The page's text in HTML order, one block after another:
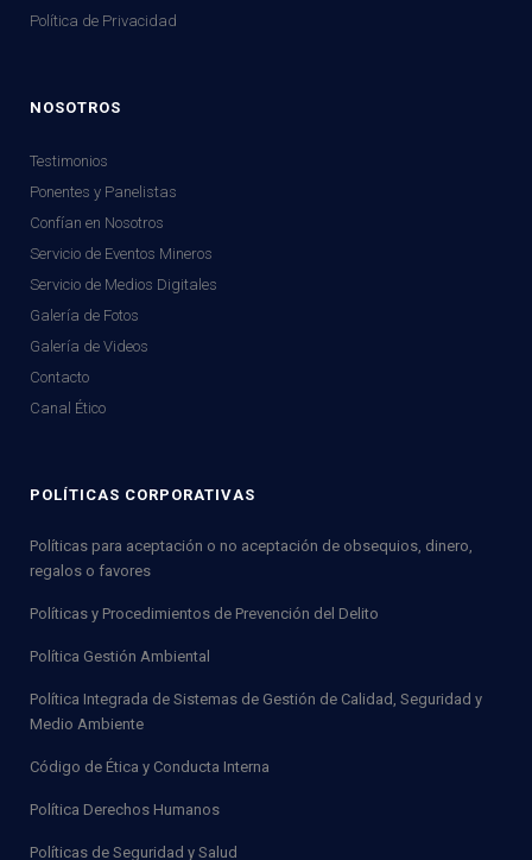
Política de Privacidad
NOSOTROS
Testimonios
Ponentes y Panelistas
Confían en Nosotros
Servicio de Eventos Mineros
Servicio de Medios Digitales
Galería de Fotos
Galería de Videos
Contacto
Canal Ético
POLÍTICAS CORPORATIVAS
Políticas para aceptación o no aceptación de obsequios, dinero,
regalos o favores
Políticas y Procedimientos de Prevención del Delito
Política Gestión Ambiental
Política Integrada de Sistemas de Gestión de Calidad, Seguridad y
Medio Ambiente
Código de Ética y Conducta Interna
Política Derechos Humanos
Políticas de Seguridad y Salud